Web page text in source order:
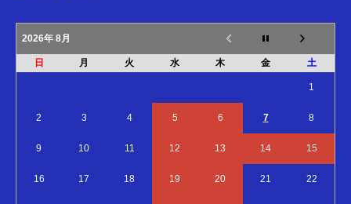
2026年 8月
日 月 火 水 木 金 土
1
2 3 4 5 6 7 8
9 10 11 12 13 14 15
16 17 18 19 20 21 22